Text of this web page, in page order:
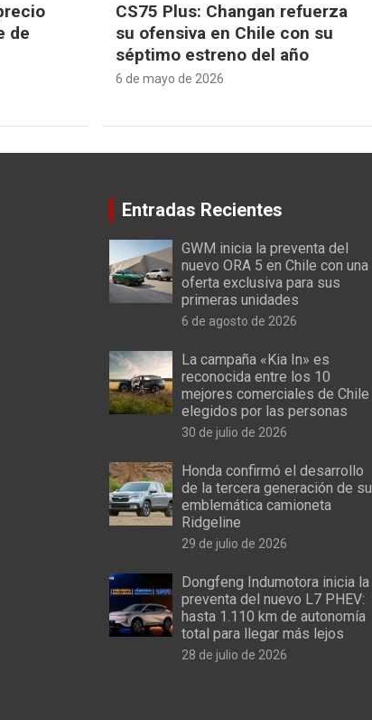
de
CS75 Plus: Changan refuerza
su ofensiva en Chile con su
séptimo estreno del año
6 de mayo de 2026
Entradas Recientes
GWM inicia la preventa del
nuevo ORA 5 en Chile con una
oferta exclusiva para sus
primeras unidades
6 de agosto de 2026
La campaña «Kia In» es
reconocida entre los 10
mejores comerciales de Chile
elegidos por las personas
30 de julio de 2026
Honda confirmó el desarrollo
de la tercera generación de su
emblemática camioneta
Ridgeline
29 de julio de 2026
Dongfeng Indumotora inicia la
preventa del nuevo L7 PHEV:
hasta 1.110 km de autonomía
total para llegar más lejos
28 de julio de 2026